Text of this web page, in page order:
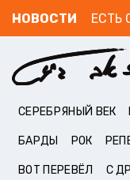
НОВОСТИ ЕСТЬ
СЕРЕБРЯНЫЙ ВЕК
БАРДЫ РОК
ВОТ ПЕРЕВЁЛ С